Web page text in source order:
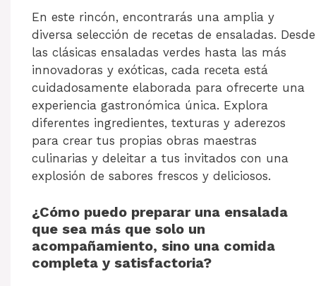
En este rincón, encontrarás una amplia y
diversa selección de recetas de ensaladas. Desde
las clásicas ensaladas verdes hasta las más
innovadoras y exóticas, cada receta está
cuidadosamente elaborada para ofrecerte una
experiencia gastronómica única. Explora
diferentes ingredientes, texturas y aderezos
para crear tus propias obras maestras
culinarias y deleitar a tus invitados con una
explosión de sabores frescos y deliciosos.
¿Cómo puedo preparar una ensalada
que sea más que solo un
acompañamiento, sino una comida
completa y satisfactoria?